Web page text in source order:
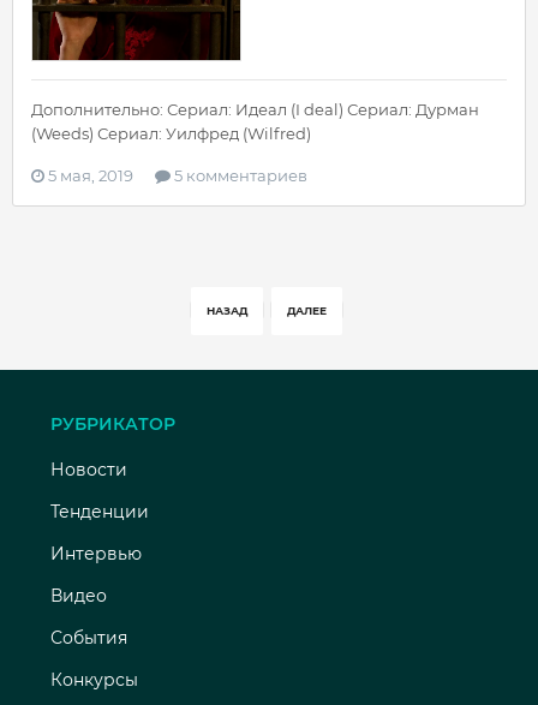
Дополнительно: Сериал: Идеал (I deal) Сериал: Дурман
(Weeds) Сериал: Уилфред (Wilfred)
5 мая, 2019 5 комментариев
НАЗАД ДАЛЕЕ
РУБРИКАТОР
Новости
Тенденции
Интервью
Видео
События
Конкурсы